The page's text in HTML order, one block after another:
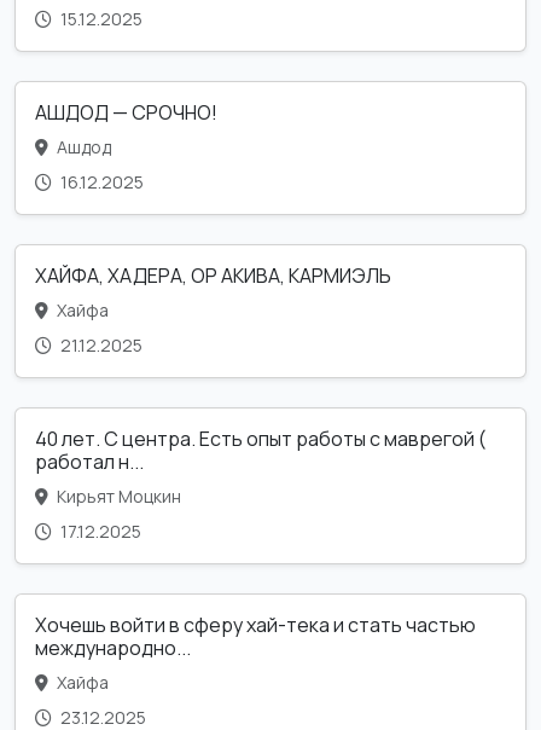
15.12.2025
АШДОД — СРОЧНО!
Ашдод
16.12.2025
ХАЙФА, ХАДЕРА, ОР АКИВА, КАРМИЭЛЬ
Хайфа
21.12.2025
40 лет. С центра. Есть опыт работы с маврегой (
работал н...
Кирьят Моцкин
17.12.2025
Хочешь войти в сферу хай-тека и стать частью
международно...
Хайфа
23.12.2025